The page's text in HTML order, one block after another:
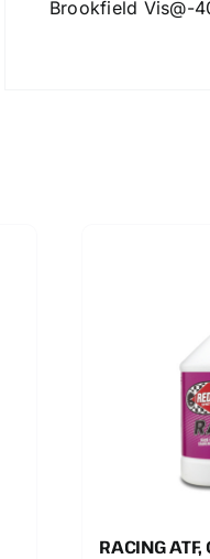
Brookfield Vis@-
RACING